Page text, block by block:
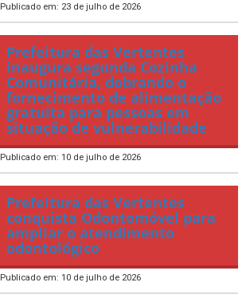
Publicado em: 23 de julho de 2026
Prefeitura das Vertentes
inaugura segunda Cozinha
Comunitária, dobrando o
fornecimento de alimentação
gratuita para pessoas em
situação de vulnerabilidade
Publicado em: 10 de julho de 2026
Prefeitura das Vertentes
conquista Odontomóvel para
ampliar o atendimento
odontológico
Publicado em: 10 de julho de 2026